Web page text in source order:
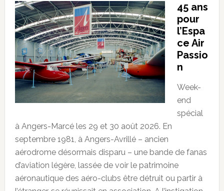
45 ans
pour
l’Espa
ce Air
Passio
n
Week-
end
spécial
à Angers-Marcé les 29 et 30 août 2026. En
septembre 1981, à Angers-Avrillé – ancien
aérodrome désormais disparu – une bande de fanas
d’aviation légère, lassée de voir le patrimoine
aéronautique des aéro-clubs être détruit ou partir à